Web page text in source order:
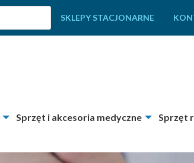
SKLEPY STACJONARNE
Sprzęt i akcesoria medyczne Sprzęt